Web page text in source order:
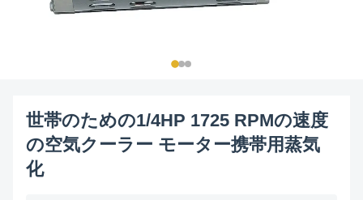
世帯のための1/4HP 1725 RPMの速度
の空気クーラー モーター携帯用蒸気
化